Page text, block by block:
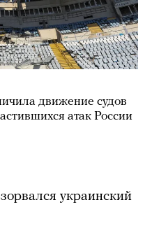
движение судов
атак России
украинский